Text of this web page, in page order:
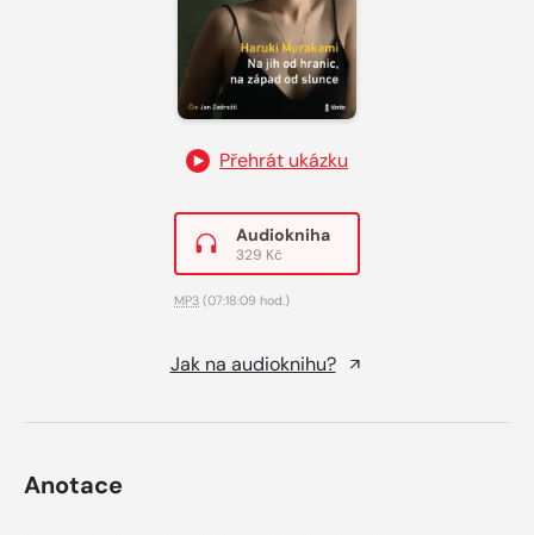
Přehrát ukázku
Audiokniha
329 Kč
MP3 (07:18:09 hod.)
Jak na audioknihu?
Anotace